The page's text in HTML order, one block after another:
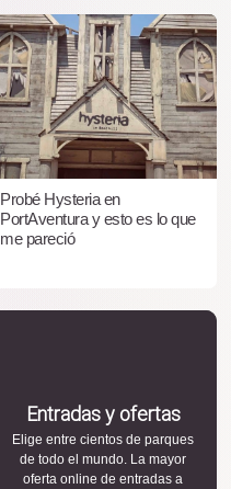
Probé Hysteria en
PortAventura y esto es lo que
me pareció
Entradas y ofertas
Elige entre cientos de parques
de todo el mundo. La mayor
oferta online de entradas a